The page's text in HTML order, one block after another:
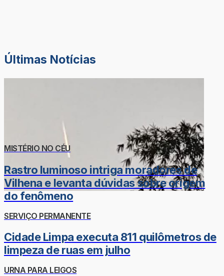
Últimas Notícias
MISTÉRIO NO CÉU
Rastro luminoso intriga moradores de
Vilhena e levanta dúvidas sobre origem
do fenômeno
SERVIÇO PERMANENTE
Cidade Limpa executa 811 quilômetros de
limpeza de ruas em julho
URNA PARA LEIGOS